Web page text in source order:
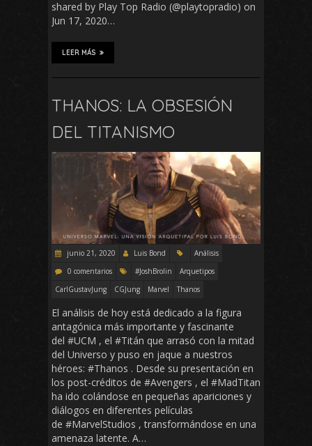
shared by Play Top Radio (@playtopradio) on
Jun 17, 2020…
LEER MÁS
THANOS: LA OBSESIÓN
DEL TITANISMO
junio 21, 2020 Luis Bond
Análisis
0 comentarios
#JoshBrolin
Arquetipos
CarlGustavJung
CGJung Marvel Thanos
El análisis de hoy está dedicado a la figura
antagónica más importante y fascinante
del #UCM , el #Titán que arrasó con la mitad
del Universo y puso en jaque a nuestros
héroes: #Thanos . Desde su presentación en
los post-créditos de #Avengers , el #MadTitan
ha ido colándose en pequeñas apariciones y
diálogos en diferentes películas
de #MarvelStudios , transformándose en una
amenaza latente. A…